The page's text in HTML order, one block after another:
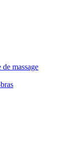
massage